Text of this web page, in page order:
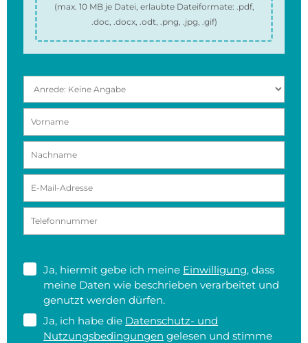
(max. 10 MBje Datei, erlaubte Dateiformate: .pdf,
.doc, .docx, .odt, .png, .jpg, .gif)
Ja, hiermit gebe ich meine Einwilligung, dass
meine Daten wie beschrieben verarbeitet und
genutzt werden dürfen.
Ja, ich habe die Datenschutz- und
Nutzungsbedingungen gelesen und stimme